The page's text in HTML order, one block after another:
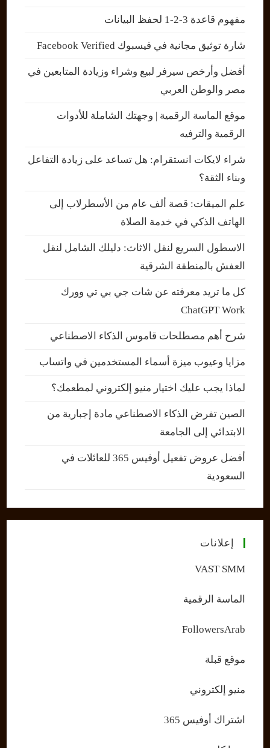
مفهوم قاعدة 3-2-1 لحفظ البيانات
شارة توثيق مجانية في فيسبوك Facebook Verified
أفضل وأرخص سيرفر لبيع وشراء وزيادة المتابعين في
مصر والوطن العربي
موقع الماسة الرقمية | وجهتك الشاملة للأدوات
الرقمية والترفيه
شراء لايكات انستقرام: هل تساعد على زيادة التفاعل
وبناء الثقة؟
علم الميقات: قصة ألف عام من الأسطرلاب إلى
الهاتف الذكي في خدمة الصلاة
الاسطول السريع لنقل الاثاث: دليلك الشامل لنقل
العفش بالمنطقة الشرقية
كل ما تريد معرفته عن شات جي بي تي وورك
ChatGPT Work
شرح أهم مصطلحات قاموس الذكاء الاصطناعي
مزايا وعيوب ميزة أسماء المستخدمين في واتساب
لماذا يجب عليك اختيار منيو إلكتروني لمطعمك؟
الصين تفرض الذكاء الاصطناعي مادة إجبارية من
الابتدائي إلى الجامعة
أفضل عروض تفعيل أوفيس 365 للعائلات في
السعودية
إعلانات
VAST SMM
الماسة الرقمية
FollowersArab
موقع قبلة
منيو إلكتروني
اشتراك أوفيس 365